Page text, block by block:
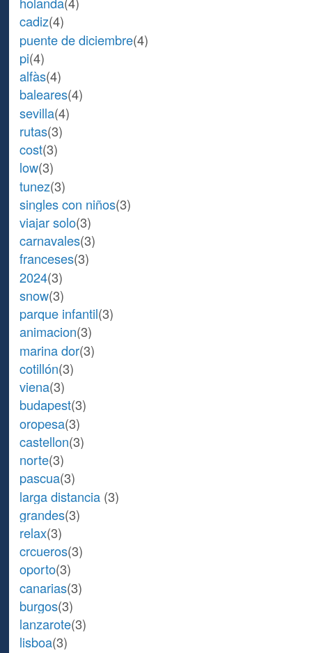
cadiz(4)
puente de diciembre(4)
pi(4)
alfàs(4)
baleares(4)
sevilla(4)
rutas(3)
cost(3)
low(3)
tunez(3)
singles con niños(3)
viajar solo(3)
carnavales(3)
franceses(3)
2024(3)
snow(3)
parque infantil(3)
animacion(3)
marina dor(3)
cotillón(3)
viena(3)
budapest(3)
oropesa(3)
castellon(3)
norte(3)
pascua(3)
larga distancia (3)
grandes(3)
relax(3)
crcueros(3)
oporto(3)
canarias(3)
burgos(3)
lanzarote(3)
lisboa(3)